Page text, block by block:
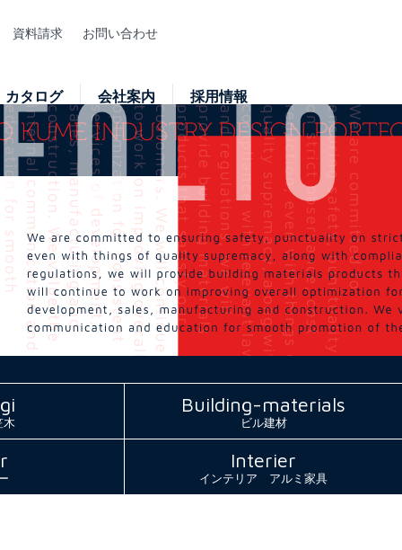
資料請求 お問い合わせ
カタログ 会社案内 採用情報
木
Building-materials
ビル建材
Interier
インテリア アルミ家具